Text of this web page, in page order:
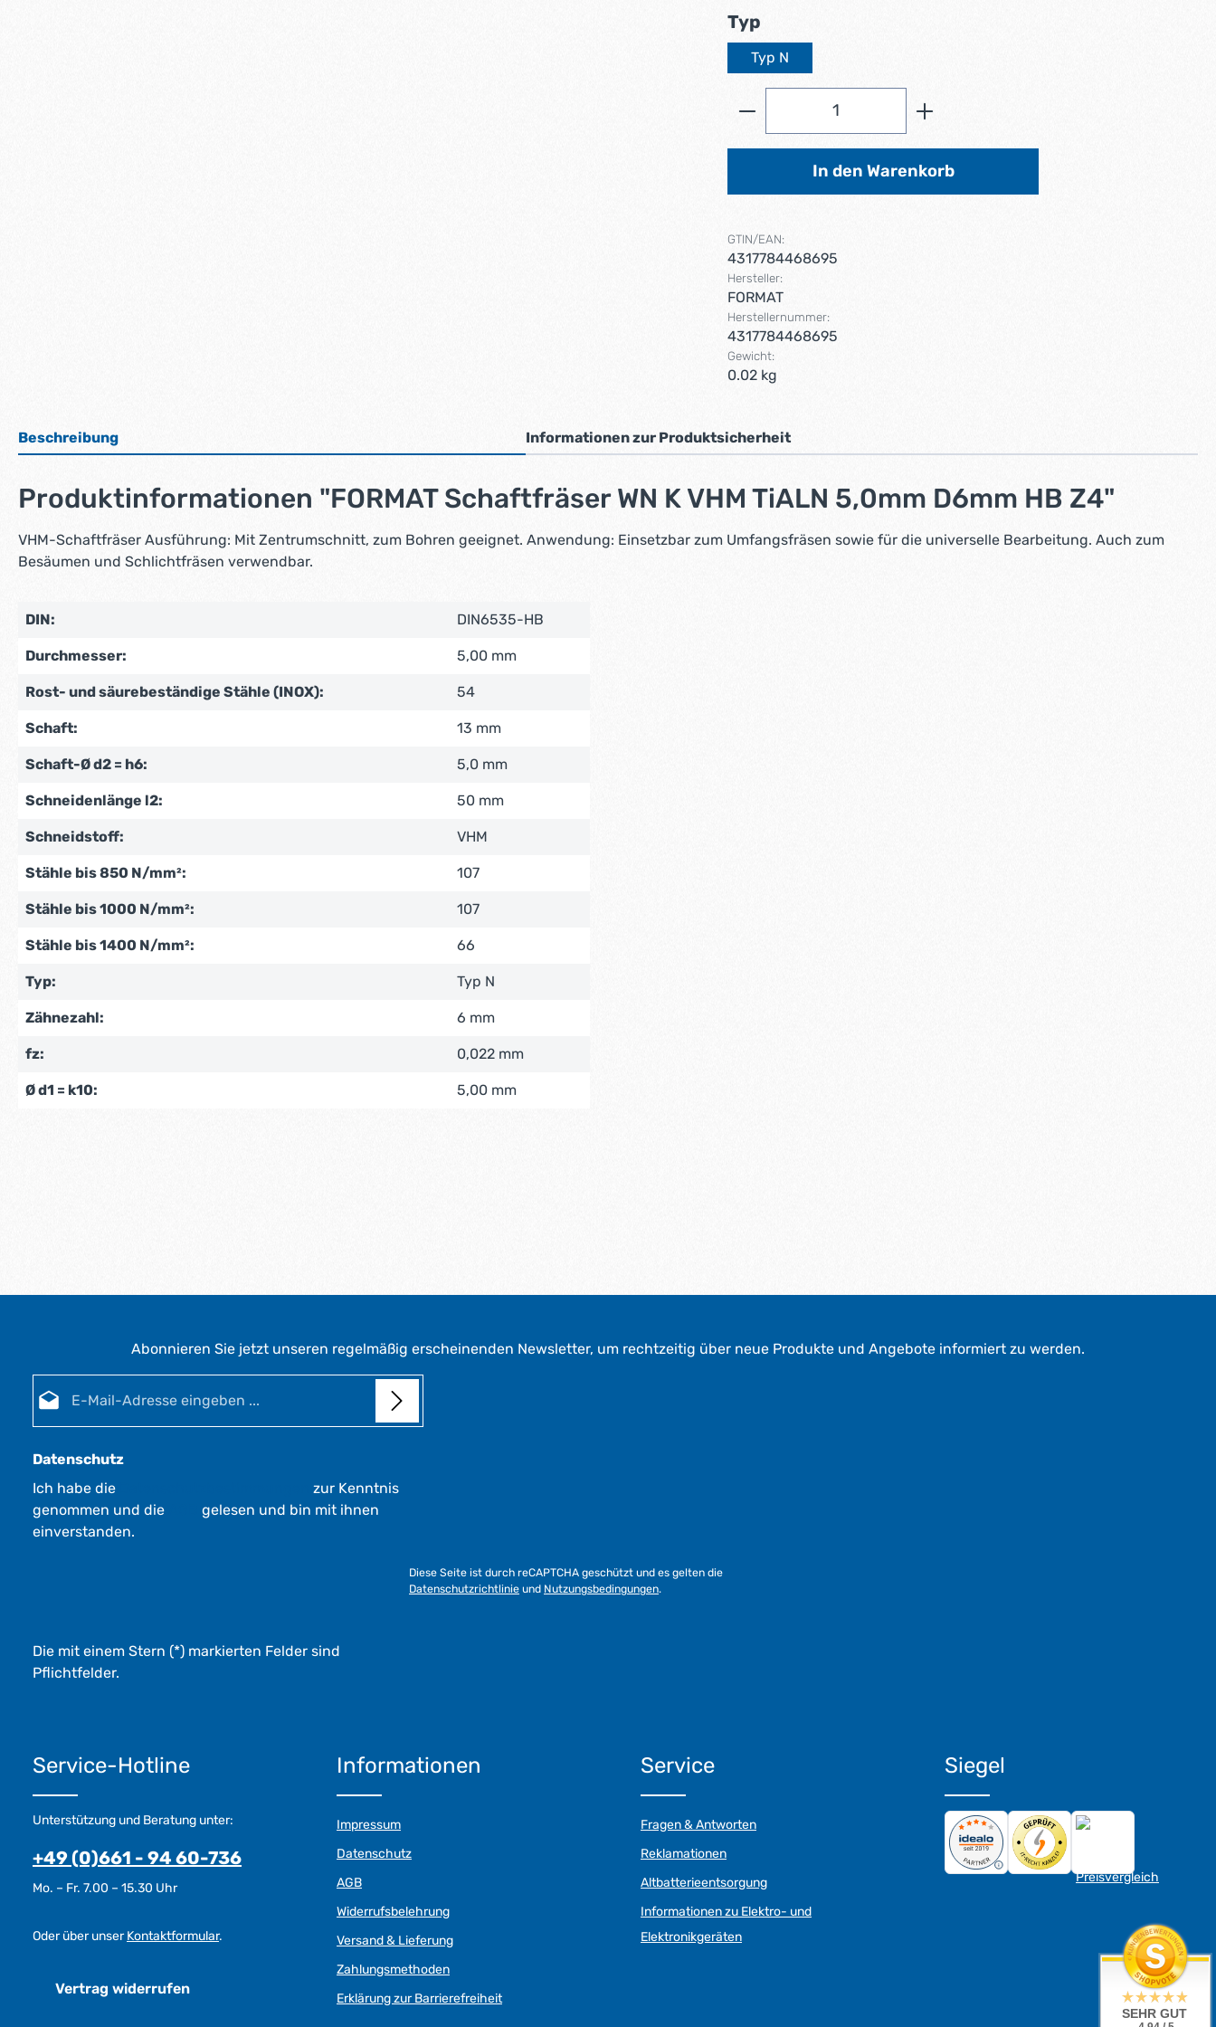
Typ
Typ N
Produkt Anzahl: Gib den gewünschten Wert
In den Warenkorb
GTIN/EAN:
4317784468695
Hersteller:
FORMAT
Herstellernummer:
4317784468695
Gewicht:
0.02 kg
Beschreibung Informationen zur Produktsicherheit
Produktinformationen "FORMAT Schaftfräser WN K VHM TiALN 5,0mm D6mm HB Z4"
VHM-Schaftfräser Ausführung: Mit Zentrumschnitt, zum Bohren geeignet. Anwendung: Einsetzbar zum Umfangsfräsen sowie für die universelle Bearbeitung. Auch zum
Besäumen und Schlichtfräsen verwendbar.
DIN: DIN6535-HB
Durchmesser: 5,00 mm
Rost- und säurebeständige Stähle (INOX): 54
Schaft: 13 mm
Schaft-Ø d2 = h6: 5,0 mm
Schneidenlänge l2: 50 mm
Schneidstoff: VHM
Stähle bis 850 N/mm²: 107
Stähle bis 1000 N/mm²: 107
Stähle bis 1400 N/mm²: 66
Typ: Typ N
Zähnezahl: 6 mm
fz: 0,022 mm
Ø d1 = k10: 5,00 mm
Abonnieren Sie jetzt unseren regelmäßig erscheinenden Newsletter, um rechtzeitig über neue Produkte und Angebote informiert zu werden.
Datenschutz
Ich habe die
zur Kenntnis
genommen und die
gelesen und bin mit ihnen
einverstanden.
Diese Seite ist durch reCAPTCHA geschützt und es gelten die
Datenschutzrichtlinie und Nutzungsbedingungen.
Die mit einem Stern (*) markierten Felder sind
Pflichtfelder.
Service-Hotline
Unterstützung und Beratung unter:
+49 (0)661 - 94 60-736
Mo. – Fr. 7.00 – 15.30 Uhr
Oder über unserKontaktformular.
Vertrag widerrufen
Informationen
Impressum
Datenschutz
AGB
Widerrufsbelehrung
Versand & Lieferung
Zahlungsmethoden
Erklärung zur Barrierefreiheit
Service
Fragen & Antworten
Reklamationen
Altbatterieentsorgung
Informationen zu Elektro- und
Elektronikgeräten
Siegel
SEHR GUT